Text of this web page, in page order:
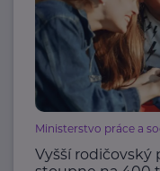
Ministerstvo práce a
Vyšší rodičovský